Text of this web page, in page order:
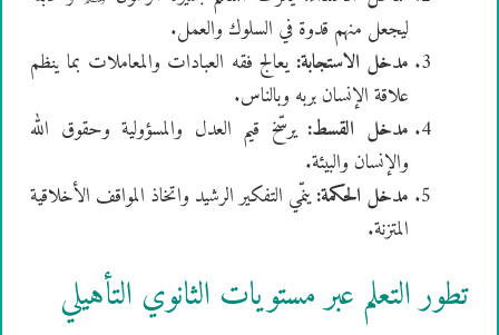
ليجعل منهم قدوة في السلوك والعمل.
مدخل الاستجابة: يعالج فقه العبادات والمعاملات بما ينظم
علاقة الإنسان بربه وبالناس.
مدخل القسط: يرسّخ قيم العدل والمسؤولية وحقوق الله
والإنسان والبيئة.
مدخل الحكمة:ينمّي التفكير الرشيد واتخاذ المواقف الأخلاقية
المتزنة.
تطور التعلم عبر مستويات الثانوي التأهيلي